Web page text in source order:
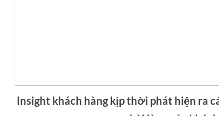
Insight khách hàng kịp thời phát hiện ra